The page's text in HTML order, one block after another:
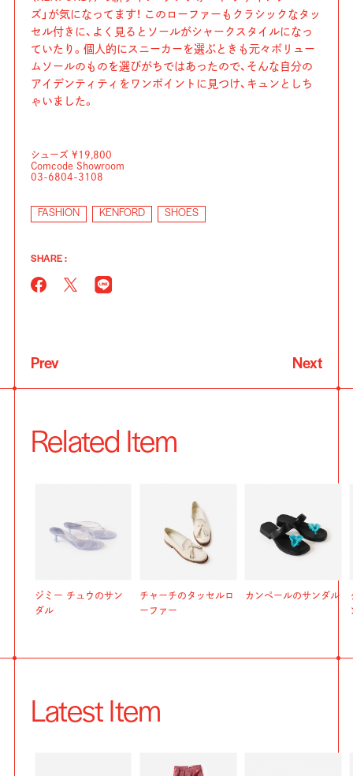
ズ」が気になってます！ このローファーもクラシックなタッ
セル付きに、よく見るとソールがシャークスタイルになっ
ていたり。個人的にスニーカーを選ぶときも元々ボリュー
ムソールのものを選びがちではあったので、そんな自分の
アイデンティティをワンポイントに見つけ、キュンとしち
ゃいました。
シューズ ¥19,800
Comcode Showroom
03-6804-3108
FASHION KENFORD SHOES
SHARE :
Prev Next
Related Item
ジミー チュウのサン
ダル
チャーチのタッセルロ
ーファー
カンペールのサンダル
Latest Item